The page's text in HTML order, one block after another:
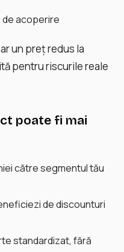
de acoperire
un preț redus la
pentru riscurile reale
poate fi mai
către segmentul tău
de discounturi
standardizat, fără